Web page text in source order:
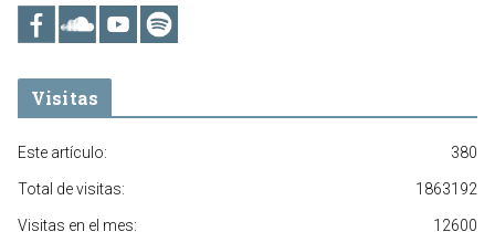
Visitas
380
Este artículo:
1863192
Total de visitas:
12600
Visitas en el mes: